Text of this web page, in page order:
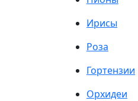
Ирисы
Роза
Гортензии
Орхидеи